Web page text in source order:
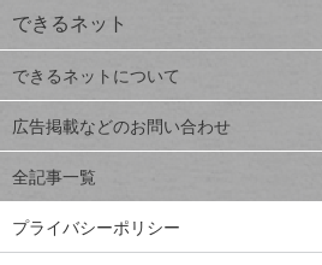
close
閉じ
る
連載
Excel Q&A
トイアンナ流仕
事術
PowerAutomate
ではじめる業務
の完全自動化
できるネット
できるネットについて
広告掲載などのお問い合わせ
全記事一覧
プライバシーポリシー